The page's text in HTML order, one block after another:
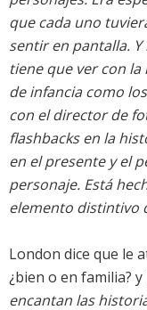
que cada uno
sentir en pantalla.
tiene que ver con
de infancia como
con el director de
flashbacks en la
en el presente y el
personaje. Está
elemento distintivo
London dice que le
¿bien o en familia?
encantan las